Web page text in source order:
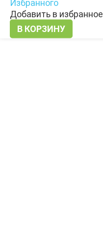
Избранного
Добавить в избранное
Хелатный
глицинат
магний,
В КОРЗИНУ